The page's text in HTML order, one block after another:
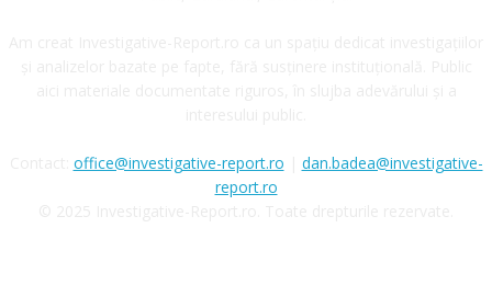
office@investigative-report.ro
dan.badea@investigative-
report.ro